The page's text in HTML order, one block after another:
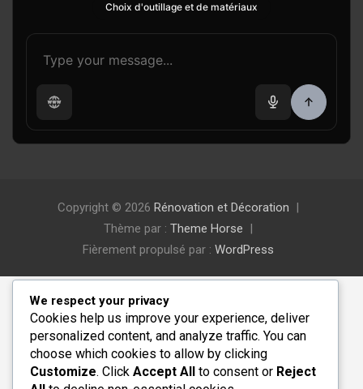
Choix d'outillage et de matériaux
Copyright © 2026 Rénovation et Décoration
Thème par : Theme Horse
Fièrement propulsé par : WordPress
We respect your privacy
Cookies help us improve your experience, deliver
personalized content, and analyze traffic. You can
choose which cookies to allow by clicking
Customize. Click Accept All to consent or Reject